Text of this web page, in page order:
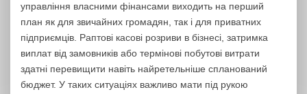
управління власними фінансами виходить на перший
план як для звичайних громадян, так і для приватних
підприємців. Раптові касові розриви в бізнесі, затримка
виплат від замовників або термінові побутові витрати
здатні перевищити навіть найретельніше спланований
бюджет. У таких ситуаціях важливо мати під рукою